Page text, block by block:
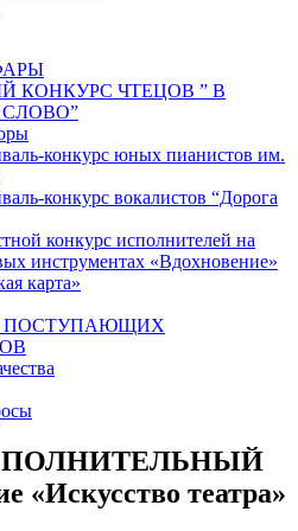
КОНКУРС ЧТЕЦОВ ” В
конкурс юных пианистов им.
конкурс вокалистов “Дорога
конкурс исполнителей на
инструментах «Вдохновение»
карта»
ПОСТУПАЮЩИХ
театра»